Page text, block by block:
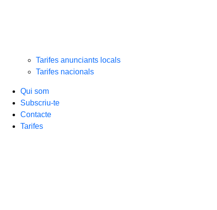
Tarifes anunciants locals
Tarifes nacionals
Qui som
Subscriu-te
Contacte
Tarifes